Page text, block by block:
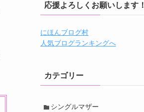
応援よろしくお願いします！
にほんブログ村
人気ブログランキングへ
カテゴリー
シングルマザー